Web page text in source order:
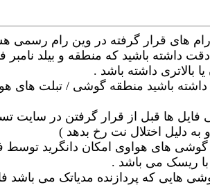
رام های قرار گرفته در وین رام
داشته باشید که منطقه و بیلد نامبر
بالاتری داشته باشد .
باشید منطقه گوشی / تبلت های
فایل ها قبل از قرار گرفتن در
و به دلیل اختلال نت رخ بدهد )
گوشی های هواوی امکان دانگرید توسط
با ریسک می باشد .
هایی که پردازنده مدیاتک می